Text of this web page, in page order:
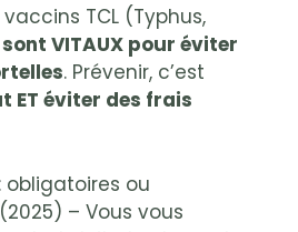
TCL (Typhus,
sont VITAUX pour éviter
. Prévenir, c’est
ET éviter des frais
ou
– Vous vous